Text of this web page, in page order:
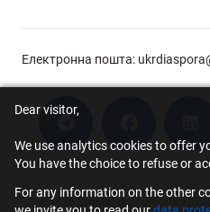
Dear visitor,
We use analytics cookies to offer
You have the choice to refuse or
For any information on the other
Електронна пошта:
© 2026 Scholar Support Office |